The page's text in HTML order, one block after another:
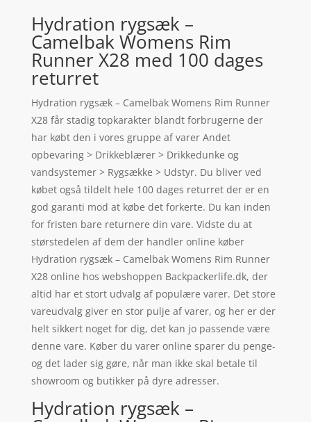
Hydration rygsæk –
Camelbak Womens Rim
Runner X28 med 100 dages
returret
Hydration rygsæk – Camelbak Womens Rim Runner
X28 får stadig topkarakter blandt forbrugerne der
har købt den i vores gruppe af varer Andet
opbevaring > Drikkeblærer > Drikkedunke og
vandsystemer > Rygsække > Udstyr. Du bliver ved
købet også tildelt hele 100 dages returret der er en
god garanti mod at købe det forkerte. Du kan inden
for fristen bare returnere din vare. Vidste du at
størstedelen af dem der handler online køber
Hydration rygsæk – Camelbak Womens Rim Runner
X28 online hos webshoppen Backpackerlife.dk, der
altid har et stort udvalg af populære varer. Det store
vareudvalg giver en stor pulje af varer, og her er der
helt sikkert noget for dig, det kan jo passende være
denne vare. Køber du varer online sparer du penge-
og det lader sig gøre, når man ikke skal betale til
showroom og butikker på dyre adresser.
Hydration rygsæk –